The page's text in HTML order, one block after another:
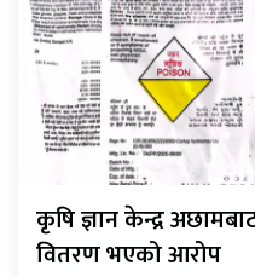
कृषि ज्ञान केन्द्र
वितरण भएको आरोप